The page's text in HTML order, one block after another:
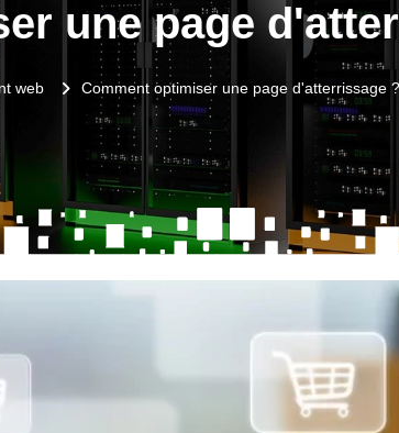
une page
web Comment optimiser une page d'atterrissage ?